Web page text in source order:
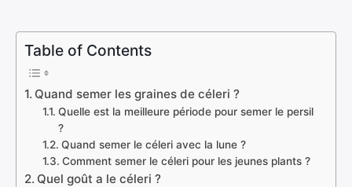
Table of Contents
Quand semer les graines de céleri ?
Quelle est la meilleure période pour semer le persil
?
Quand semer le céleri avec la lune ?
Comment semer le céleri pour les jeunes plants ?
Quel goût a le céleri ?